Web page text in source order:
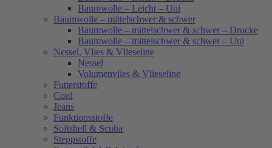
Baumwolle – Leicht – Uni
Baumwolle – mittelschwer & schwer
Baumwolle – mittelschwer & schwer – Drucke
Baumwolle – mittelschwer & schwer – Uni
Nessel, Vlies & Vlieseline
Nessel
Volumenvlies & Vlieseline
Futterstoffe
Cord
Jeans
Funktionsstoffe
Softshell & Scuba
Steppstoffe